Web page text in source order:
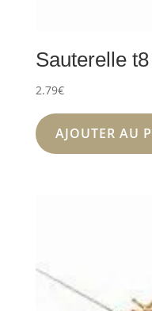
Sauterelle
2.79€
AJOUTER AU